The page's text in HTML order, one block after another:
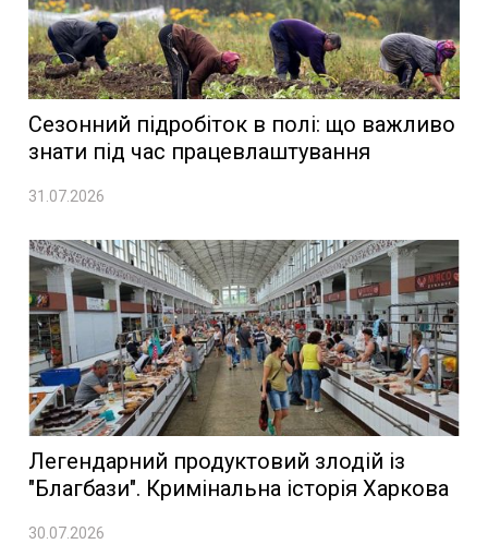
Сезонний підробіток в полі: що важливо
знати під час працевлаштування
31.07.2026
Легендарний продуктовий злодій із
"Благбази". Кримінальна історія Харкова
30.07.2026